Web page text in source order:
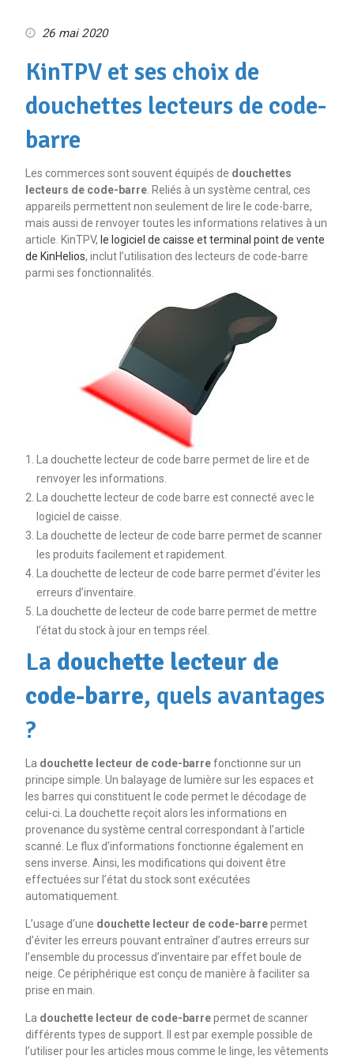
26 mai 2020
KinTPV et ses choix de
douchettes lecteurs de code-
barre
Les commerces sont souvent équipés de douchettes
lecteurs de code-barre. Reliés à un système central, ces
appareils permettent non seulement de lire le code-barre,
mais aussi de renvoyer toutes les informations relatives à un
article. KinTPV, le logiciel de caisse et terminal point de vente
de KinHelios, inclut l’utilisation des lecteurs de code-barre
parmi ses fonctionnalités.
La douchette lecteur de code barre permet de lire et de
renvoyer les informations.
La douchette lecteur de code barre est connecté avec le
logiciel de caisse.
La douchette de lecteur de code barre permet de scanner
les produits facilement et rapidement.
La douchette de lecteur de code barre permet d’éviter les
erreurs d’inventaire.
La douchette de lecteur de code barre permet de mettre
l’état du stock à jour en temps réel.
La douchette lecteur de
code-barre, quels avantages
?
La douchette lecteur de code-barrefonctionne sur un
principe simple. Un balayage de lumière sur les espaces et
les barres qui constituent le code permet le décodage de
celui-ci. La douchette reçoit alors les informations en
provenance du système central correspondant à l’article
scanné. Le flux d’informations fonctionne également en
sens inverse. Ainsi, les modifications qui doivent être
effectuées sur l’état du stock sont exécutées
automatiquement.
L’usage d’une douchette lecteur de code-barrepermet
d’éviter les erreurs pouvant entraîner d’autres erreurs sur
l’ensemble du processus d’inventaire par effet boule de
neige. Ce périphérique est conçu de manière à faciliter sa
prise en main.
La douchette lecteur de code-barrepermet de scanner
différents types de support. Il est par exemple possible de
l’utiliser pour les articles mous comme le linge, les vêtements